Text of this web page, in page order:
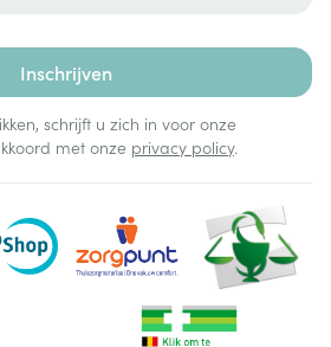
Inschrijven
schrijft u zich in voor onze
met onze privacy policy.